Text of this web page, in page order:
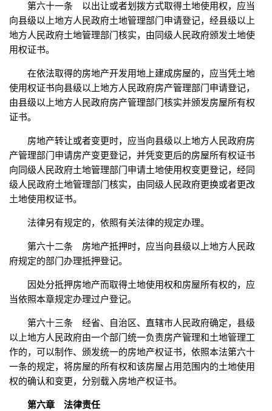
第六十一条 以出让或者划拨方式取得土地使用权，应当
向县级以上地方人民政府土地管理部门申请登记，经县级以上
地方人民政府土地管理部门核实，由同级人民政府颁发土地使
用权证书。
在依法取得的房地产开发用地上建成房屋的，应当凭土地
使用权证书向县级以上地方人民政府房产管理部门申请登记，
由县级以上地方人民政府房产管理部门核实并颁发房屋所有权
证书。
房地产转让或者变更时，应当向县级以上地方人民政府房
产管理部门申请房产变更登记，并凭变更后的房屋所有权证书
向同级人民政府土地管理部门申请土地使用权变更登记，经同
级人民政府土地管理部门核实，由同级人民政府更换或者更改
土地使用权证书。
法律另有规定的，依照有关法律的规定办理。
第六十二条 房地产抵押时，应当向县级以上地方人民政
府规定的部门办理抵押登记。
因处分抵押房地产而取得土地使用权和房屋所有权的，应
当依照本章规定办理过户登记。
第六十三条 经省、自治区、直辖市人民政府确定，县级
以上地方人民政府由一个部门统一负责房产管理和土地管理工
作的，可以制作、颁发统一的房地产权证书，依照本法第六十
一条的规定，将房屋的所有权和该房屋占用范围内的土地使用
权的确认和变更，分别载入房地产权证书。
第六章 法律责任